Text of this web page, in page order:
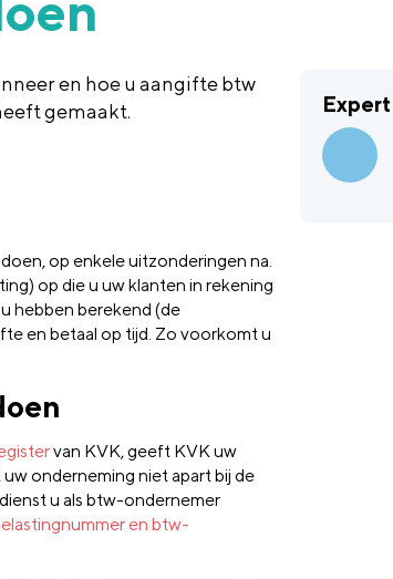
en hoe u aangifte btw
gemaakt.
Expert
op enkele uitzonderingen na.
op die u uw klanten in rekening
hebben berekend (de
en betaal op tijd. Zo voorkomt u
van KVK, geeft KVK uw
onderneming niet apart bij de
u als btw-ondernemer
en btw-